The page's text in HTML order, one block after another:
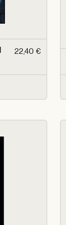
22,40 €